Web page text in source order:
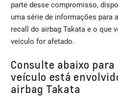
parte desse compromisso,
uma série de informações para
recall do airbag Takata e o que
veículo for afetado.
Consulte abaixo para
veículo está
airbag Takata